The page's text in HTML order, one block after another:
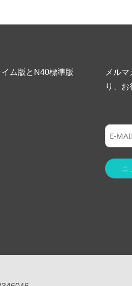
ム版とN40標準版
メル
り、